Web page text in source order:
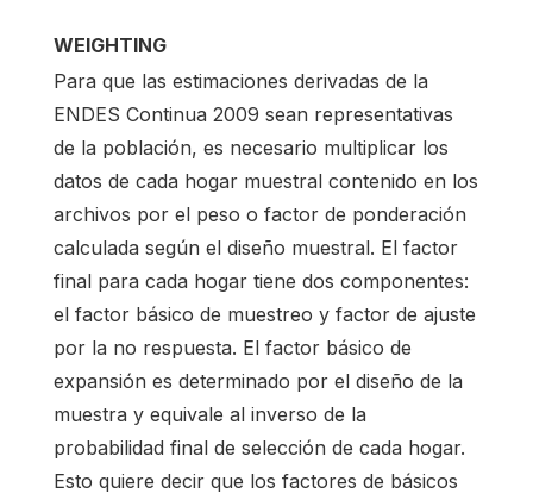
WEIGHTING
Para que las estimaciones derivadas de la
ENDES Continua 2009 sean representativas
de la población, es necesario multiplicar los
datos de cada hogar muestral contenido en los
archivos por el peso o factor de ponderación
calculada según el diseño muestral. El factor
final para cada hogar tiene dos componentes:
el factor básico de muestreo y factor de ajuste
por la no respuesta. El factor básico de
expansión es determinado por el diseño de la
muestra y equivale al inverso de la
probabilidad final de selección de cada hogar.
Esto quiere decir que los factores de básicos